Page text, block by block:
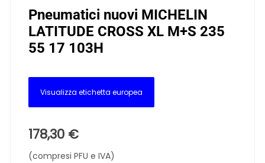
Pneumatici nuovi MICHELIN
LATITUDE CROSS XL M+S 235
55 17 103H
Visualizza etichetta europea
178,30 €
(compresi PFU e IVA)